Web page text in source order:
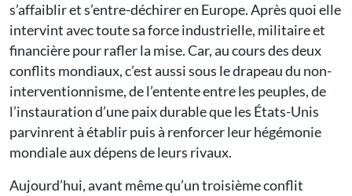
s’affaiblir et s’entre-déchirer en Europe. Après quoi elle
intervint avec toute sa force industrielle, militaire et
financière pour rafler la mise. Car, au cours des deux
conflits mondiaux, c’est aussi sous le drapeau du non-
interventionnisme, de l’entente entre les peuples, de
l’instauration d’une paix durable que les États-Unis
parvinrent à établir puis à renforcer leur hégémonie
mondiale aux dépens de leurs rivaux.
Aujourd’hui, avant même qu’un troisième conflit